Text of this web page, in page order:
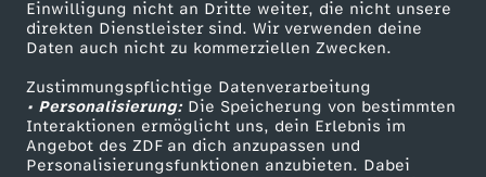
Einwilligung nicht an Dritte weiter, die nicht unsere
direkten Dienstleister sind. Wir verwenden deine
Daten auch nicht zu kommerziellen Zwecken.
Zustimmungspflichtige Datenverarbeitung
• Personalisierung:Die Speicherung von bestimmten
Interaktionen ermöglicht uns, dein Erlebnis im
Angebot des ZDF an dich anzupassen und
Personalisierungsfunktionen anzubieten. Dabei
a
a
u
Smart TV
ZDFtext
Livestreams
Sendungen A-Z
TV-Programm
Kontakt zum ZDF
Tickets
Zuschauerservice
Hilfe